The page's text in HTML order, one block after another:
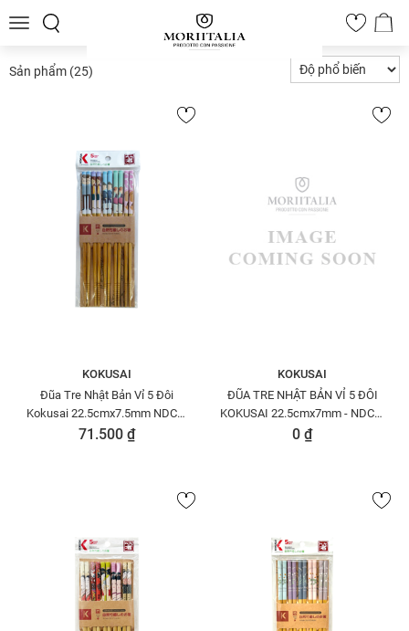
Toggle
0
Sản phẩm (25)
KOKUSAI
Đũa Tre Nhật Bản Vỉ 5 Đôi
Kokusai 22.5cmx7.5mm NDCK-
06C
71.500 ₫
KOKUSAI
ĐŨA TRE NHẬT BẢN VỈ 5 ĐÔI
KOKUSAI 22.5cmx7mm - NDCK-
05K
0 ₫